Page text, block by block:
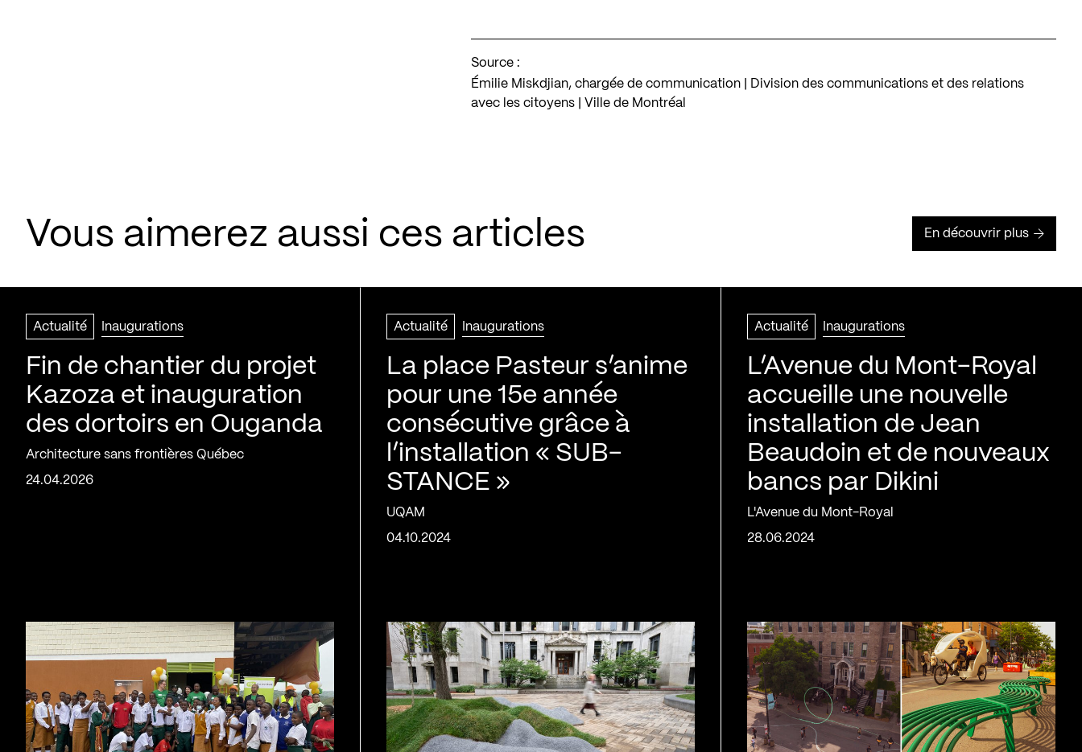
Source :
Émilie Miskdjian, chargée de communication | Division des communications et des relations
avec les citoyens | Ville de Montréal
Vous aimerez aussi ces articles En découvrir plus
Actualité Inaugurations
Fin de chantier du projet
Kazoza et inauguration
des dortoirs en Ouganda
Architecture sans frontières Québec
24.04.2026
Actualité Inaugurations
La place Pasteur s’anime
pour une 15e année
consécutive grâce à
l’installation « SUB-
STANCE »
UQAM
04.10.2024
Actualité Inaugurations
L’Avenue du Mont-Royal
accueille une nouvelle
installation de Jean
Beaudoin et de nouveaux
bancs par Dikini
L'Avenue du Mont-Royal
28.06.2024